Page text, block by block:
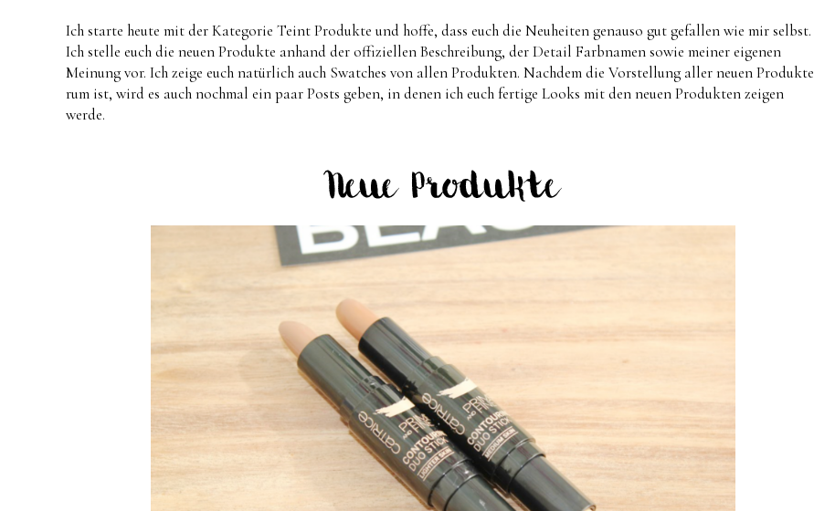
Ich starte heute mit der Kategorie Teint Produkte und hoffe, dass euch die Neuheiten genauso gut gefallen wie mir selbst.
Ich stelle euch die neuen Produkte anhand der offiziellen Beschreibung, der Detail Farbnamen sowie meiner eigenen
Meinung vor. Ich zeige euch natürlich auch Swatches von allen Produkten. Nachdem die Vorstellung aller neuen Produkte
rum ist, wird es auch nochmal ein paar Posts geben, in denen ich euch fertige Looks mit den neuen Produkten zeigen
werde.